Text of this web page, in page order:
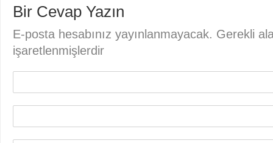
Bir Cevap Yazın
E-posta hesabınız yayınlanmayacak. Gerekli
işaretlenmişlerdir